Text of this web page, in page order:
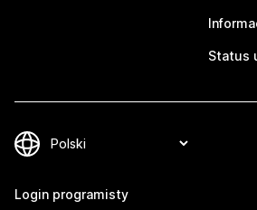
Status
Login programisty